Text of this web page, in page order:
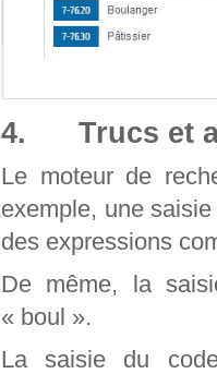
4. Trucs et
Le moteur de
exemple, une
des expressions
De même, la
« boul ».
La saisie du